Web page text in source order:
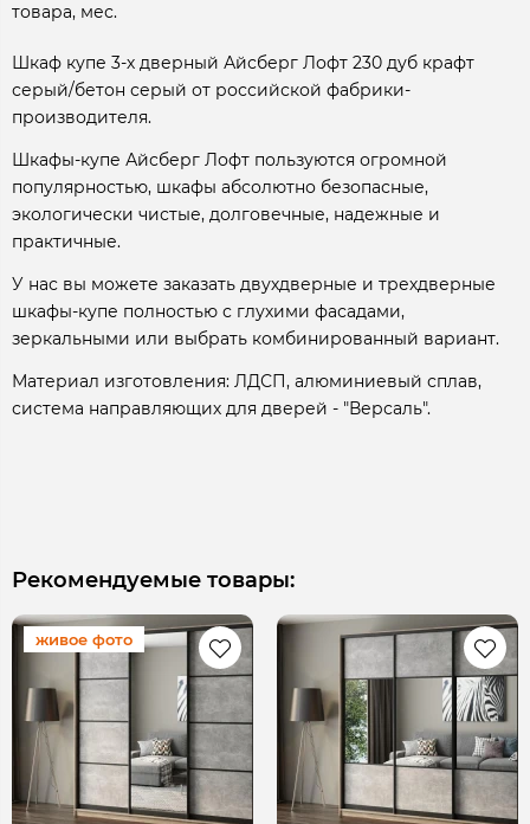
товара, мес.
Шкаф купе 3-х дверный Айсберг Лофт 230 дуб крафт
серый/бетон серый от российской фабрики-
производителя.
Шкафы-купе Айсберг Лофт пользуются огромной
популярностью, шкафы абсолютно безопасные,
экологически чистые, долговечные, надежные и
практичные.
У нас вы можете заказать двухдверные и трехдверные
шкафы-купе полностью с глухими фасадами,
зеркальными или выбрать комбинированный вариант.
Материал изготовления: ЛДСП, алюминиевый сплав,
система направляющих для дверей - "Версаль".
Рекомендуемые товары:
живое фото